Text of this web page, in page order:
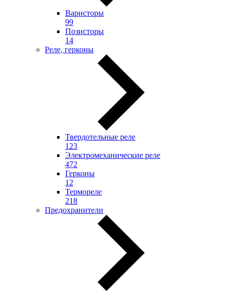
Варисторы
99
Позисторы
14
Реле, герконы
Твердотельные реле
123
Электромеханические реле
472
Герконы
12
Термореле
218
Предохранители